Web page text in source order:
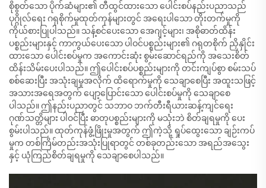
စိုစွတ်သော ပိုက်ဆံများ၏ တီထွင်ထားသော ပေါင်းစပ်နည်းပညာသည်
ပုဂ္ဂိုလ်ရေး ဂရုစိုက်မှုထုတ်ကုန်များတွင် အရေးပါသော တိုးတက်မှုကို
ကိုယ်စားပြုပါသည်။ သန့်စင်ပေးသော အေဂျင့်များ၊ အစိုဓာတ်ထိန်း
ပစ္စည်းများနှင့် ကာကွယ်ပေးသော ပါဝင်ပစ္စည်းများ၏ ဂရုတစိုက် ညှိနှိုင်း
ထားသော ပေါင်းစပ်မှုက အကောင်းဆုံး စွမ်းဆောင်ရည်ကို အသေးစိတ်
ထိန်းသိမ်းပေးပါသည်။ ဤပေါင်းစပ်ပစ္စည်းများကို တင်းကျပ်စွာ စမ်းသပ်
စစ်ဆေးပြီး အသုံးချမှုအလိုက် ထိရောက်မှုကို သေချာစေပြီး အထူးသဖြင့်
အသားအရေအတွက် ပျော့ပြောင်းသော ပေါင်းစပ်မှုကို သေချာစေ
ပါသည်။ ဤနည်းပညာတွင် သဘာဝ ဘက်တီးရီယားဆန့်ကျင်ရေး
ဂုဏ်သတ္တိများ ပါဝင်ပြီး ဓာတုပစ္စည်းများကို မသုံးဘဲ စိတ်ချရမှုကို ပေး
စွမ်းပါသည်။ ထုတ်ကုန်ဖွံ့ဖြိုးမှုအတွက် ဤကဲ့သို့ ရှုပ်ထွေးသော ချဉ်းကပ်
မှုက တစ်ကြိမ်တည်းအသုံးပြုရာတွင် တစ်ခုတည်းသော အရည်အသွေး
နှင့် ယုံကြည်စိတ်ချရမှုကို သေချာစေပါသည်။